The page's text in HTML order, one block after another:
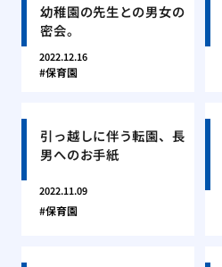
幼稚園の先生との男女の
密会。
2022.12.16
保育園
引っ越しに伴う転園、長
男へのお手紙
2022.11.09
保育園